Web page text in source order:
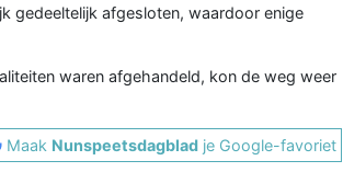
gedeeltelijk afgesloten, waardoor enige
waren afgehandeld, kon de weg weer
Maak Nunspeetsdagblad je Google-favoriet